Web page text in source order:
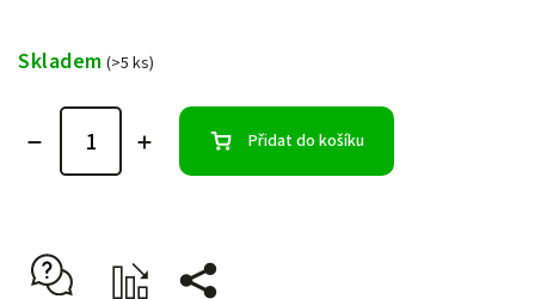
Skladem (>5 ks)
Přidat do košíku